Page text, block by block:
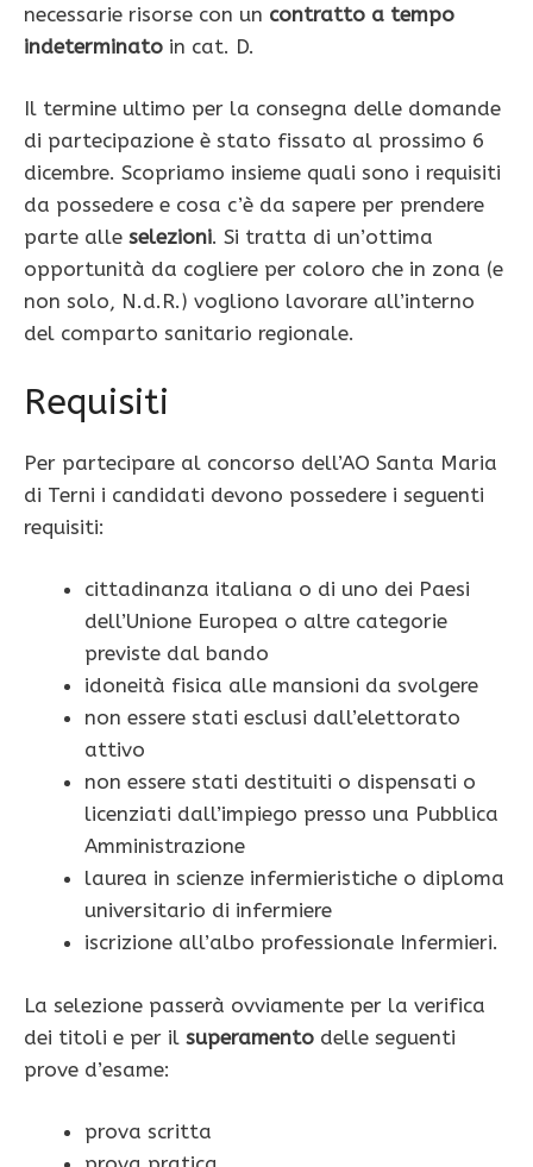
necessarie risorse con un contratto a tempo
indeterminato in cat. D.
Il termine ultimo per la consegna delle domande
di partecipazione è stato fissato al prossimo 6
dicembre. Scopriamo insieme quali sono i requisiti
da possedere e cosa c’è da sapere per prendere
parte alle selezioni. Si tratta di un’ottima
opportunità da cogliere per coloro che in zona (e
non solo, N.d.R.) vogliono lavorare all’interno
del comparto sanitario regionale.
Requisiti
Per partecipare al concorso dell’AO Santa Maria
di Terni i candidati devono possedere i seguenti
requisiti:
cittadinanza italiana o di uno dei Paesi
dell’Unione Europea o altre categorie
previste dal bando
idoneità fisica alle mansioni da svolgere
non essere stati esclusi dall’elettorato
attivo
non essere stati destituiti o dispensati o
licenziati dall’impiego presso una Pubblica
Amministrazione
laurea in scienze infermieristiche o diploma
universitario di infermiere
iscrizione all’albo professionale Infermieri.
La selezione passerà ovviamente per la verifica
dei titoli e per il superamento delle seguenti
prove d’esame:
prova scritta